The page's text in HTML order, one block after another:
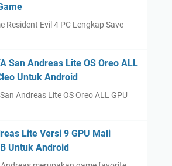
Resident Evil 4 PC Lengkap Save
San Andreas Lite OS Oreo ALL
Untuk Android
Andreas Lite OS Oreo ALL GPU
Lite Versi 9 GPU Mali
Untuk Android